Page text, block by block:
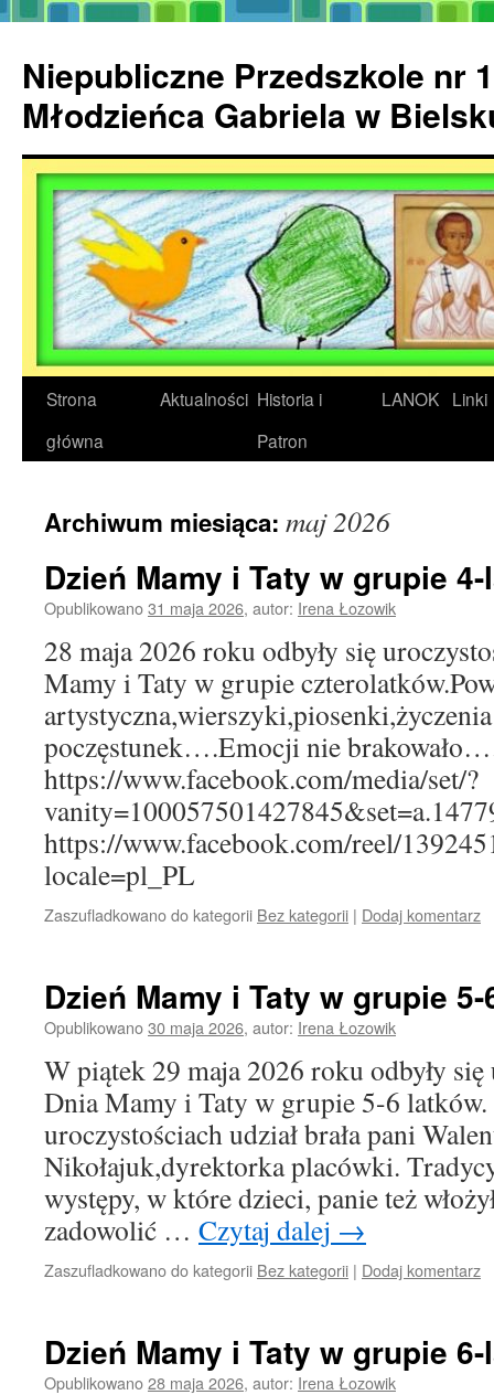
treści
Niepubliczne Przedszkole nr
Młodzieńca Gabriela w
Strona
główna
Aktualności Historia i
Patron
LANOK Linki
Archiwum miesiąca: maj 2026
Dzień Mamy i Taty w grupie
Opublikowano31 maja 2026, autor: Irena Łozowik
28 maja 2026 roku odbyły się
Mamy i Taty w grupie
poczęstunek….Emocji nie
https://www.facebook.com/media/set/?
https://www.facebook.com/reel/
locale=pl_PL
Zaszufladkowano do kategorii Bez kategorii | Dodaj komentarz
Dzień Mamy i Taty w grupie
Opublikowano30 maja 2026, autor: Irena Łozowik
W piątek 29 maja 2026 roku odbyły
Dnia Mamy i Taty w grupie 5-6 latków.
uroczystościach udział brała pani
Nikołajuk,dyrektorka placówki.
występy, w które dzieci, panie też
zadowolić … Czytaj dalej →
Zaszufladkowano do kategorii Bez kategorii | Dodaj komentarz
Dzień Mamy i Taty w grupie
Opublikowano28 maja 2026, autor: Irena Łozowik